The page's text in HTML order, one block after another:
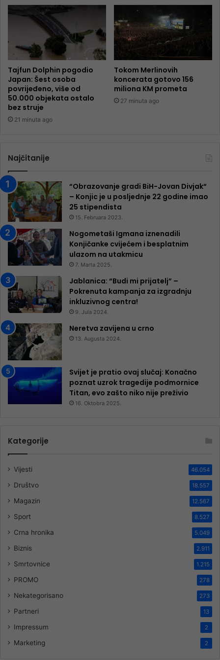
Tajfun Dolphin pogodio
Japan: Šest osoba
povrijeđeno, više od
50.000 objekata ostalo
bez struje
21 minuta ago
Tokom Merlinovih
koncerata gotovo 156
miliona KM prometa
27 minuta ago
Najčitanije
“Obrazovanje gradi BiH-Jovan Divjak“
– Konjic je u posljednje 22 godine imao
25 ​​stipendista
15. Februara 2023.
Nogometaši Igmana iznenadili
Konjičanke cvijećem i besplatnim
ulazom na utakmicu
7. Marta 2025.
Jablanica: “Budi mi prijatelj” –
Pokrenuta kampanja za izgradnju
inkluzivnog centra!
9. Jula 2024.
Neretva zavijena u crno
13. Augusta 2024.
Svijet je pratio ovaj slučaj: Konačno
poznat uzrok tragedije podmornice
Titan, evo zašto niko nije preživio
16. Oktobra 2025.
Kategorije
Vijesti 46.054
Društvo 18.557
Magazin 12.567
Sport 8.527
Crna hronika 5.049
Biznis 2.911
Smrtovnice 1.215
PROMO 278
Nekategorisano 273
Partneri 13
Impressum 2
Marketing 2